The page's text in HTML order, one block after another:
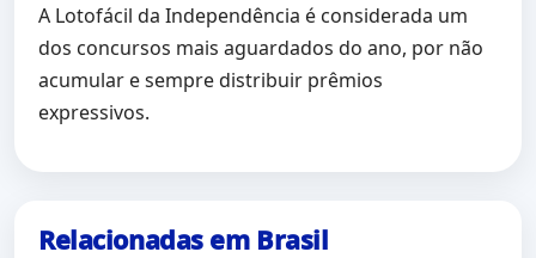
A Lotofácil da Independência é considerada um
dos concursos mais aguardados do ano, por não
acumular e sempre distribuir prêmios
expressivos.
Relacionadas em Brasil